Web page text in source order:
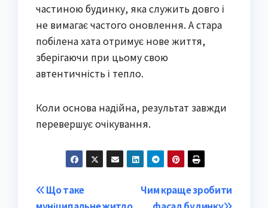
частиною будинку, яка служить довго і
не вимагає частого оновлення. А стара
побілена хата отримує нове життя,
зберігаючи при цьому свою
автентичність і тепло.
Коли основа надійна, результат завжди
перевершує очікування.
Post
Чим краще зробити
Що таке